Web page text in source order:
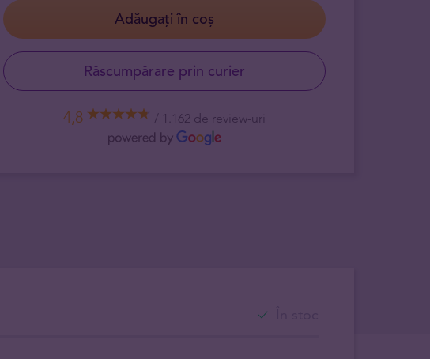
Adăugați în coș
Răscumpărare prin curier
4,8 1.162 de review-uri